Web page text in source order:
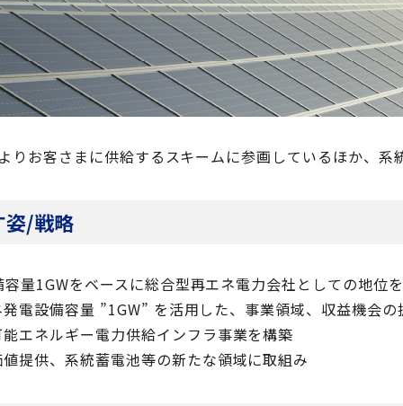
りお客さまに供給するスキームに参画しているほか、
姿/戦略
量1GWをベースに総合型再エネ電力会社としての地位
電設備容量 ”1GW” を活用した、事業領域、収益機会
エネルギー電力供給インフラ事業を構築
提供、系統蓄電池等の新たな領域に取組み